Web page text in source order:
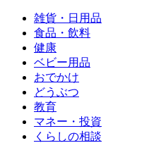
雑貨・日用品
食品・飲料
健康
ベビー用品
おでかけ
どうぶつ
教育
マネー・投資
くらしの相談